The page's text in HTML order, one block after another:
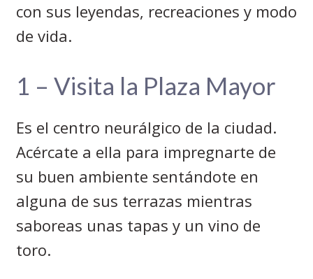
con sus leyendas, recreaciones y modo
de vida.
1 – Visita la Plaza Mayor
Es el centro neurálgico de la ciudad.
Acércate a ella para impregnarte de
su buen ambiente sentándote en
alguna de sus terrazas mientras
saboreas unas tapas y un vino de
toro.